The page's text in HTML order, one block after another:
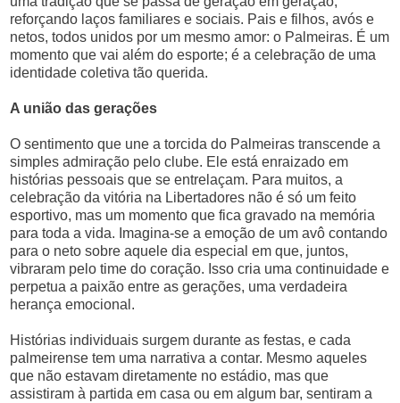
reforçando laços familiares e sociais. Pais e filhos, avós e
netos, todos unidos por um mesmo amor: o Palmeiras. É um
momento que vai além do esporte; é a celebração de uma
identidade coletiva tão querida.
A união das gerações
O sentimento que une a torcida do Palmeiras transcende a
simples admiração pelo clube. Ele está enraizado em
histórias pessoais que se entrelaçam. Para muitos, a
celebração da vitória na Libertadores não é só um feito
esportivo, mas um momento que fica gravado na memória
para toda a vida. Imagina-se a emoção de um avô contando
para o neto sobre aquele dia especial em que, juntos,
vibraram pelo time do coração. Isso cria uma continuidade e
perpetua a paixão entre as gerações, uma verdadeira
herança emocional.
Histórias individuais surgem durante as festas, e cada
palmeirense tem uma narrativa a contar. Mesmo aqueles
que não estavam diretamente no estádio, mas que
assistiram à partida em casa ou em algum bar, sentiram a